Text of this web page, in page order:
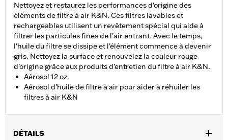
Nettoyez et restaurez les performances d'origine des
éléments de filtre à air K&N. Ces filtres lavables et
rechargeables utilisent un revêtement spécial qui aide à
filtrer les particules fines de l'air entrant. Avec le temps,
l'huile du filtre se dissipe et l'élément commence à devenir
gris. Nettoyez la surface et renouvelez la couleur rouge
d'origine grâce aux produits d'entretien du filtre à air K&N.
Aérosol 12 oz.
Aérosol d'huile de filtre à air pour aider à réhuiler les
filtres à air K&N
DÉTAILS